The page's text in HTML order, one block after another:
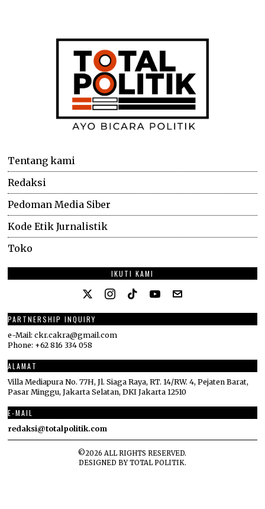
Tentang kami
Redaksi
Pedoman Media Siber
Kode Etik Jurnalistik
Toko
IKUTI KAMI
PARTNERSHIP INQUIRY
e-Mail: ckr.cakra@gmail.com
Phone: +62 816 334 058
ALAMAT
Villa Mediapura No. 77H, Jl. Siaga Raya, RT. 14/RW. 4, Pejaten Barat,
Pasar Minggu, Jakarta Selatan, DKI Jakarta 12510
E-MAIL
redaksi@totalpolitik.com
©2026 ALL RIGHTS RESERVED.
DESIGNED BYTOTAL POLITIK.